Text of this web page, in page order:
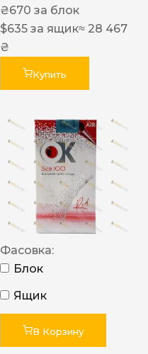
₴670 за блок
$635 за ящик≈ 28 467
₴
Купить
Фасовка:
Блок
Ящик
В Корзину